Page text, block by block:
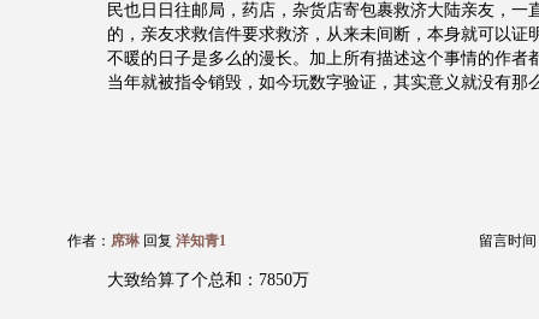
民也日日往邮局，药店，杂货店寄包裹救济大陆亲友，一
的，亲友求救信件要求救济，从来未间断，本身就可以证
不暖的日子是多么的漫长。加上所有描述这个事情的作者
当年就被指令销毁，如今玩数字验证，其实意义就没有那
作者： 席琳 回复 洋知青1 留言时间
大致给算了个总和：7850万